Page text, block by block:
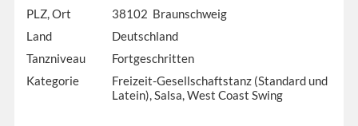
PLZ, Ort
38102 Braunschweig
Land
Deutschland
Tanzniveau
Fortgeschritten
Kategorie
Freizeit-Gesellschaftstanz (Standard und
Latein), Salsa, West Coast Swing